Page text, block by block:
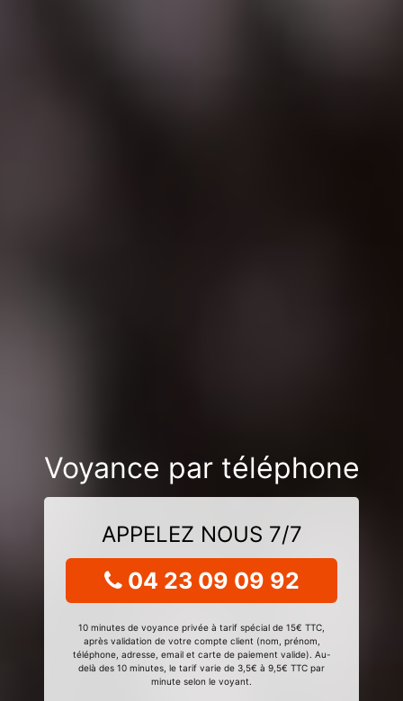
Voyance par téléphone
APPELEZ NOUS 7/7
04 23 09 09 92
10 minutes de voyance privée à tarif spécial de 15€ TTC,
après validation de votre compte client (nom, prénom,
téléphone, adresse, email et carte de paiement valide). Au-
delà des 10 minutes, le tarif varie de 3,5€ à 9,5€ TTC par
minute selon le voyant.